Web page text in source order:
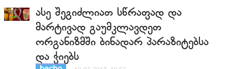
ასე შეგიძლიათ სწრაფად და
მარტივად გაუმკლავდეთ
ორგანიზმში ბინადარ პარაზიტებსა
და ჭიებს